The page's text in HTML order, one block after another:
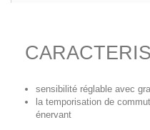
sensibilité réglable avec
la temporisation de
énervant